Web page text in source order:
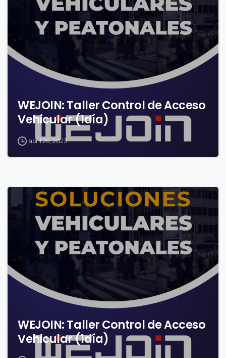
WEJOIN: Taller Control de Acceso
Vehicular (1día)
abril 26, 2023
WEJOIN: Taller Control de Acceso
Vehicular (1día)